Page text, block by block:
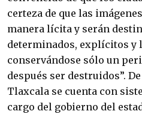
certeza de que las
manera lícita y serán
determinados, explícitos y
conservándose sólo un
después ser destruidos”.
Tlaxcala se cuenta con
cargo del gobierno del